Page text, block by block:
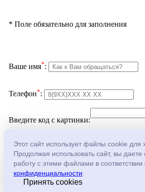
Этот сайт использует файлы cookie для
Продолжая использовать сайт, вы даете
работу с этими файлами в соответствии
конфиденциальности
Принять cookies
* Поле обязательно для заполнения
Ваше имя*:
Телефон*:
Введите код с картинки:
конфеденциальностииобработкой
данных